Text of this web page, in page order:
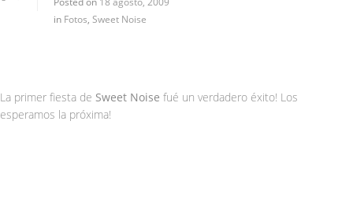
in Fotos, Sweet Noise
La primer fiesta de Sweet Noise fué un verdadero éxito! Los
esperamos la próxima!